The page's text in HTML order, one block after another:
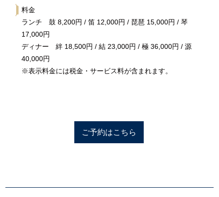
料金
ランチ 鼓 8,200円 / 笛 12,000円 / 琵琶 15,000円 / 琴
17,000円
ディナー 絆 18,500円 / 結 23,000円 / 極 36,000円 / 源
40,000円
※表示料金には税金・サービス料が含まれます。
ご予約はこちら